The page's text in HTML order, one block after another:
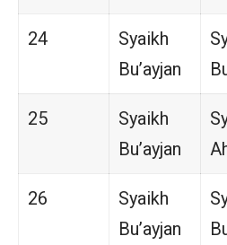
24
Syaikh
Bu’ayjan
25
Syaikh
Bu’ayjan
26
Syaikh
Bu’ayjan